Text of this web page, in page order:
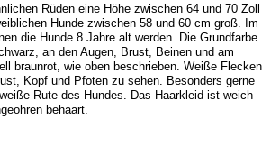
Rüden eine Höhe zwischen 64 und 70 Zoll
Hunde zwischen 58 und 60 cm groß. Im
die Hunde 8 Jahre alt werden. Die Grundfarbe
an den Augen, Brust, Beinen und am
braunrot, wie oben beschrieben. Weiße Flecken
Kopf und Pfoten zu sehen. Besonders gerne
Rute des Hundes. Das Haarkleid ist weich
behaart.